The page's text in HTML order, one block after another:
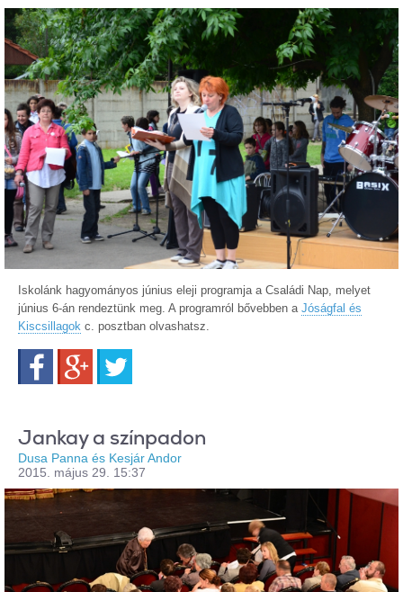
Iskolánk hagyományos június eleji programja a Családi Nap, melyet
június 6-án rendeztünk meg. A programról bővebben a Jóságfal és
Kiscsillagok c. posztban olvashatsz.
FacebookGoogle+
Jankay a színpadon
Dusa Panna és Kesjár Andor
2015. május 29. 15:37